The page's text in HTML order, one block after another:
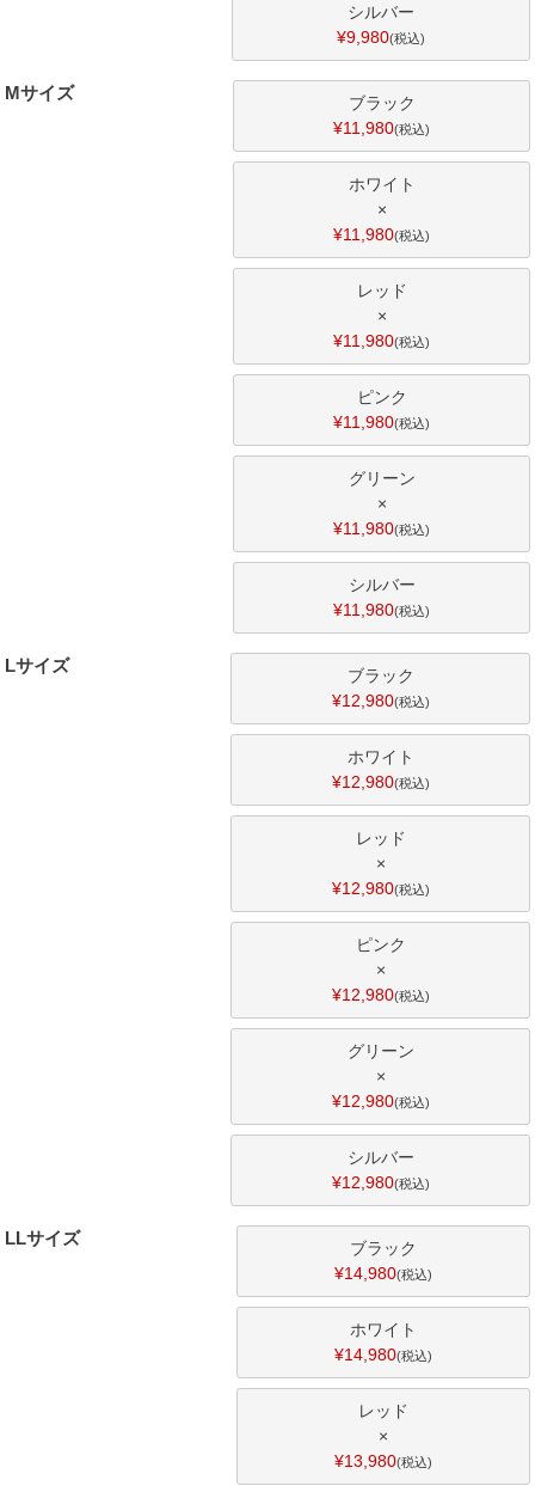
シルバー
¥9,980 税込
Mサイズ
ブラック
¥11,980 税込
ホワイト
×
¥11,980 税込
レッド
×
¥11,980 税込
ピンク
¥11,980 税込
グリーン
×
¥11,980 税込
シルバー
¥11,980 税込
Lサイズ
ブラック
¥12,980 税込
ホワイト
¥12,980 税込
レッド
×
¥12,980 税込
ピンク
×
¥12,980 税込
グリーン
×
¥12,980 税込
シルバー
¥12,980 税込
LLサイズ
ブラック
¥14,980 税込
ホワイト
¥14,980 税込
レッド
×
¥13,980 税込